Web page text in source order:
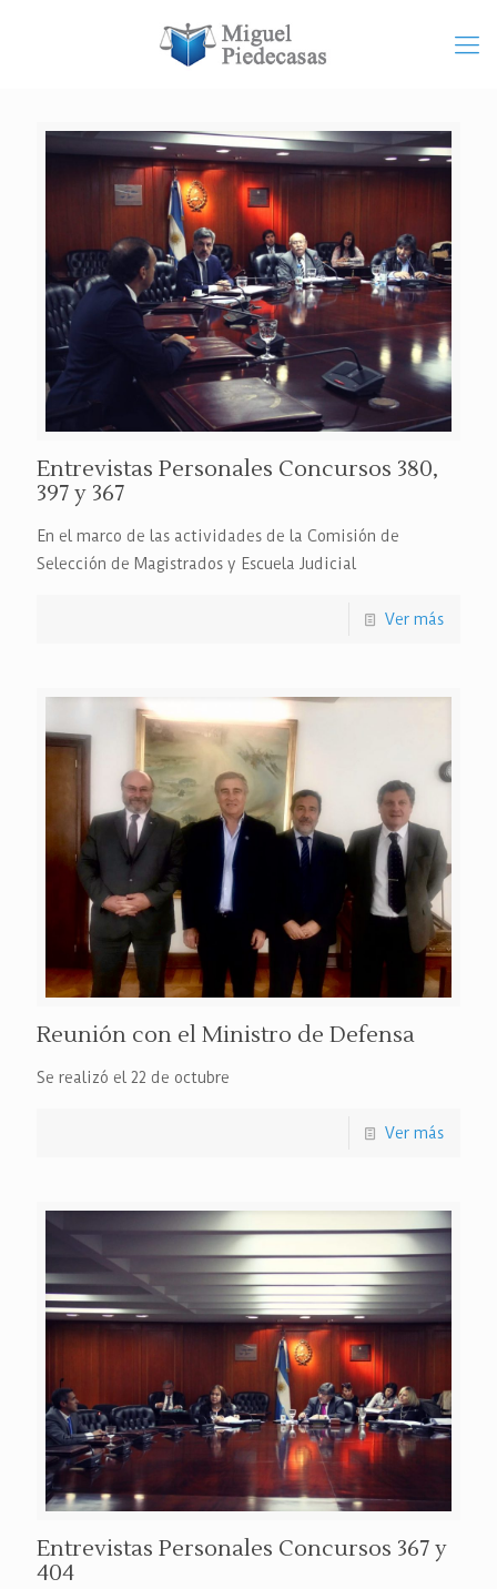
Entrevistas Personales Concursos 380,
397 y 367
En el marco de las actividades de la Comisión de
Selección de Magistrados y Escuela Judicial
Ver más
Reunión con el Ministro de Defensa
Se realizó el 22 de octubre
Ver más
Entrevistas Personales Concursos 367 y
404